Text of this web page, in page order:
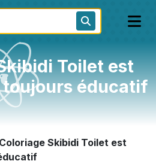
Toilet est
éducatif
Coloriage Skibidi Toilet est